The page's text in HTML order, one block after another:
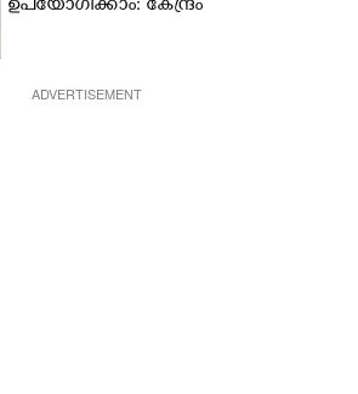
ഉപയോഗിക്കാം: കേന്ദ്രം
ADVERTISEMENT